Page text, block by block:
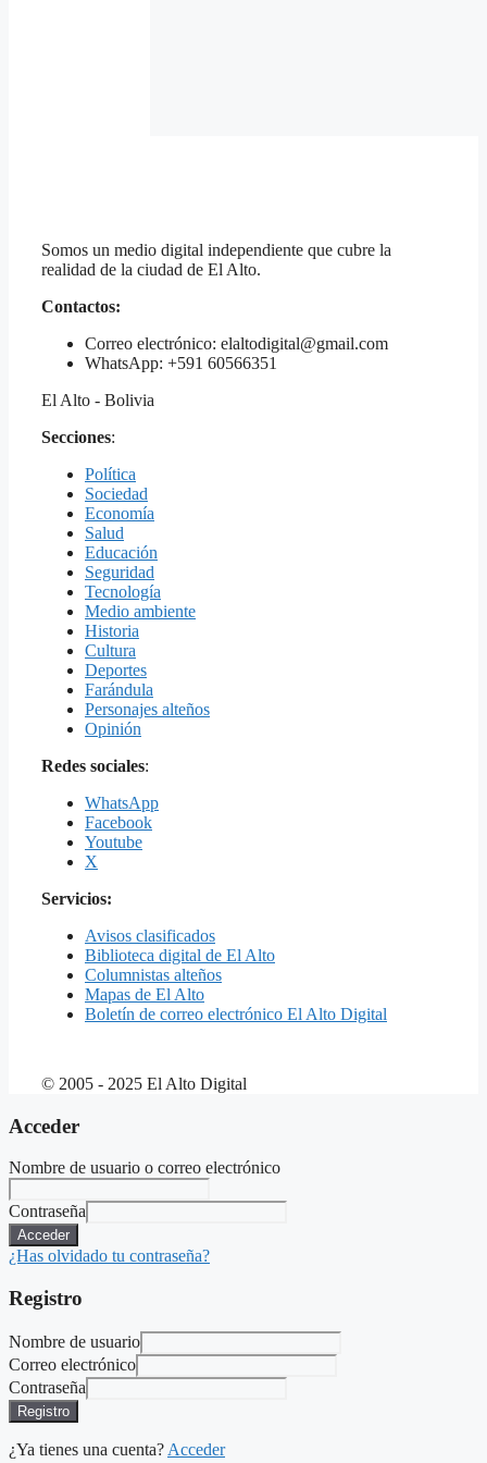
Somos un medio digital independiente que cubre la
realidad de la ciudad de El Alto.
Contactos:
Correo electrónico: elaltodigital@gmail.com
WhatsApp: +591 60566351
El Alto - Bolivia
Secciones:
Política
Sociedad
Economía
Salud
Educación
Seguridad
Tecnología
Medio ambiente
Historia
Cultura
Deportes
Farándula
Personajes alteños
Opinión
Redes sociales:
WhatsApp
Facebook
Youtube
X
Servicios:
Avisos clasificados
Biblioteca digital de El Alto
Columnistas alteños
Mapas de El Alto
Boletín de correo electrónico El Alto Digital
© 2005 - 2025 El Alto Digital
Acceder
Nombre de usuario o correo electrónico
Contraseña
Acceder
¿Has olvidado tu contraseña?
Registro
Nombre de usuario
Correo electrónico
Contraseña
Registro
¿Ya tienes una cuenta? Acceder